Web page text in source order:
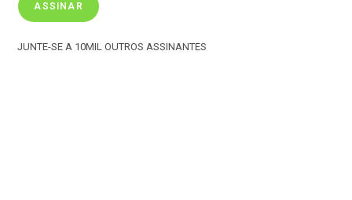
ASSINAR
JUNTE-SE A 10MIL OUTROS ASSINANTES